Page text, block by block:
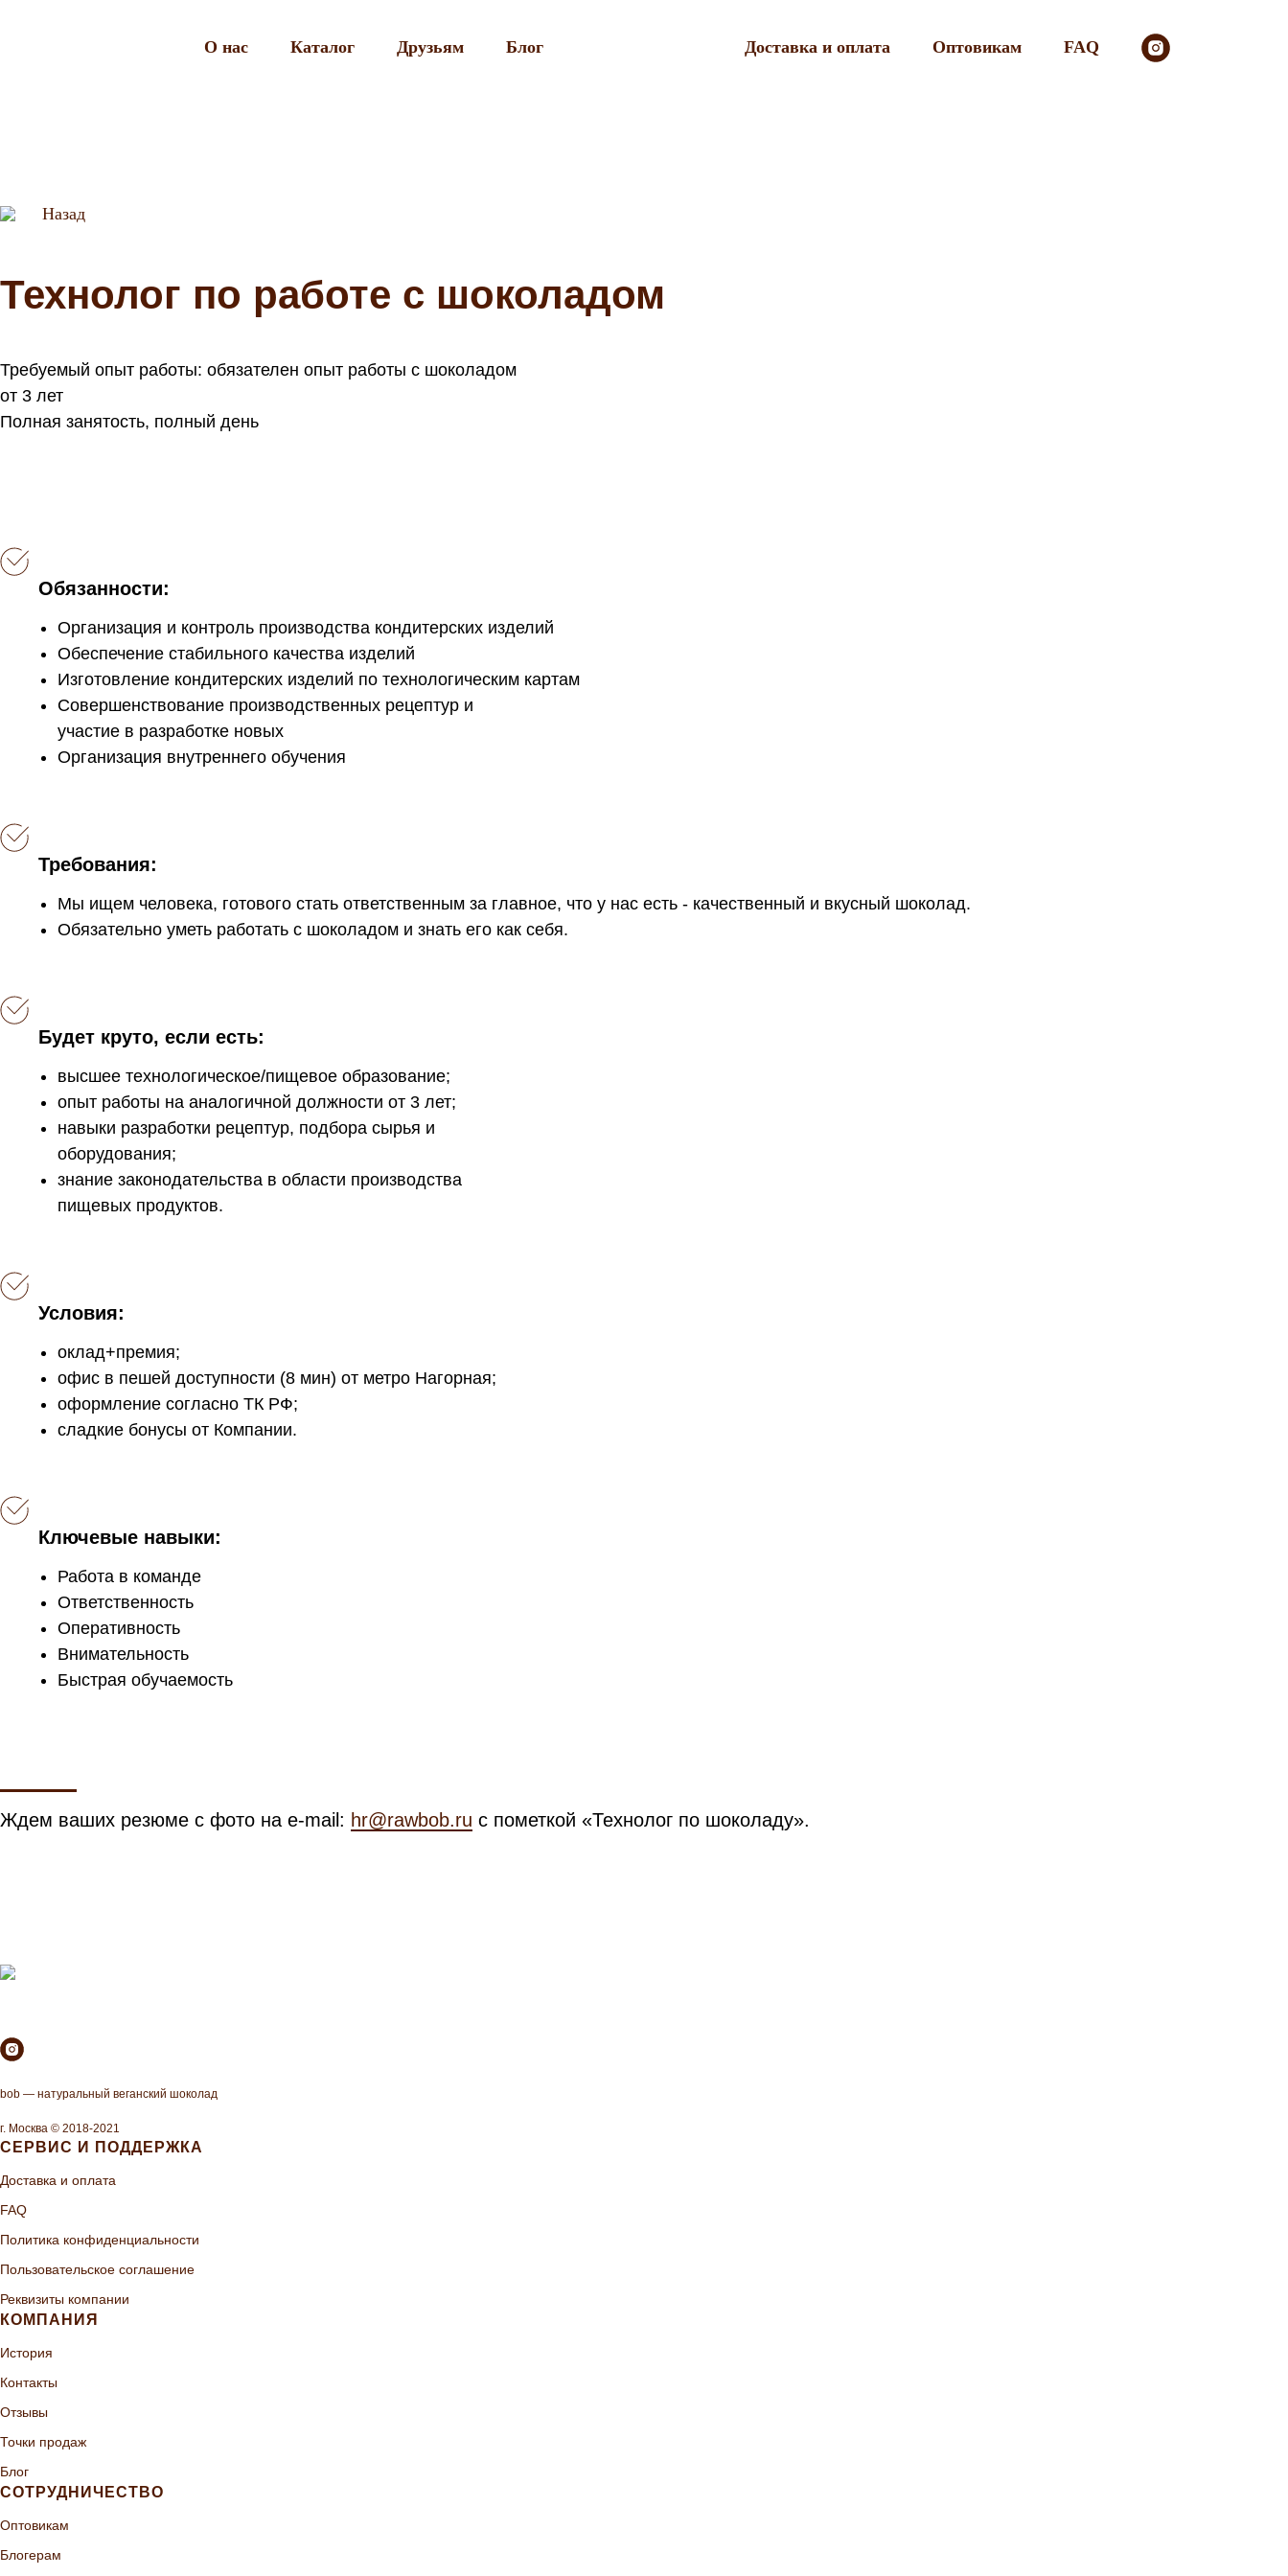
О нас Каталог Друзьям Блог Доставка и оплата Оптовикам FAQ
Назад
Технолог по работе с шоколадом
Требуемый опыт работы: обязателен опыт работы с шоколадом
от 3 лет
Полная занятость, полный день
Обязанности:
Организация и контроль производства кондитерских изделий
Обеспечение стабильного качества изделий
Изготовление кондитерских изделий по технологическим картам
Совершенствование производственных рецептур и
участие в разработке новых
Организация внутреннего обучения
Требования:
Мы ищем человека, готового стать ответственным за главное, что у нас есть - качественный и вкусный шоколад.
Обязательно уметь работать с шоколадом и знать его как себя.
Будет круто, если есть:
высшее технологическое/пищевое образование;
опыт работы на аналогичной должности от 3 лет;
навыки разработки рецептур, подбора сырья и
оборудования;
знание законодательства в области производства
пищевых продуктов.
Условия:
оклад+премия;
офис в пешей доступности (8 мин) от метро Нагорная;
оформление согласно ТК РФ;
сладкие бонусы от Компании.
Ключевые навыки:
Работа в команде
Ответственность
Оперативность
Внимательность
Быстрая обучаемость
Ждем ваших резюме с фото на e-mail: hr@rawbob.ru с пометкой «Технолог по шоколаду».
bob — натуральный веганский шоколад
г. Москва © 2018-2021
СЕРВИС И ПОДДЕРЖКА
Доставка и оплата
FAQ
Политика конфиденциальности
Пользовательское соглашение
Реквизиты компании
КОМПАНИЯ
История
Контакты
Отзывы
Точки продаж
Блог
СОТРУДНИЧЕСТВО
Оптовикам
Блогерам